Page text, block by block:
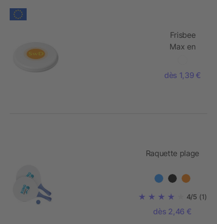
Frisbee
Max en
pour chien
dès 1,39 €
Raquette plage
4/5 (1)
dès 2,46 €